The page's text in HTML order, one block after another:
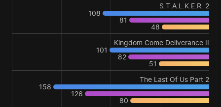
S.T.A.L.K.E.R. 2
108
81
48
Kingdom Come Deliverance II
101
82
51
The Last Of Us Part 2
158
126
80